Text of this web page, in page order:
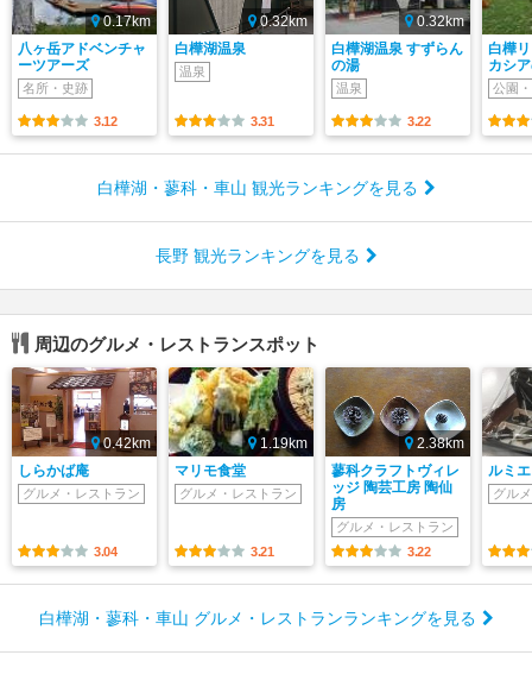
0.17km
八ヶ岳アドベンチャ
ーツアーズ
名所・史跡
3.12
0.32km
白樺湖温泉
温泉
3.31
0.32km
白樺湖温泉 すずらん
の湯
温泉
3.22
白樺
カシ
公園
白樺湖・蓼科・車山 観光ランキングを見る
長野 観光ランキングを見る
周辺のグルメ・レストランスポット
0.42km
しらかば庵
グルメ・レストラン
3.04
1.19km
マリモ食堂
グルメ・レストラン
3.21
2.38km
蓼科クラフトヴィレ
ッジ 陶芸工房 陶仙
房
グルメ・レストラン
3.22
ルミ
グル
白樺湖・蓼科・車山 グルメ・レストランランキングを見る